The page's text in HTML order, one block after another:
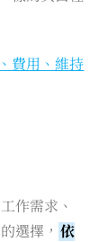
費用、維持
作需求、
選擇， 依